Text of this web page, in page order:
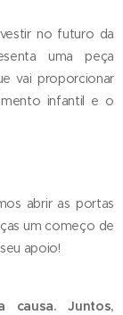
no futuro da
uma peça
vai proporcionar
infantil e o
abrir as portas
um começo de
apoio!
causa. Juntos,